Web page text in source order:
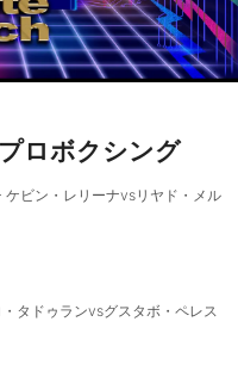
ロボクシング
ビン・レリーナvsリヤド・メル
タドゥランvsグスタボ・ペレス